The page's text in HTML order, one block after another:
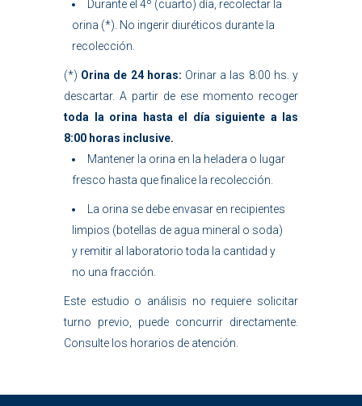
Durante el 4º (cuarto) día, recolectar la
orina (*). No ingerir diuréticos durante la
recolección.
(*) Orina de 24 horas: Orinar a las 8:00 hs. y
descartar. A partir de ese momento recoger
toda la orina hasta el día siguiente a las
8:00 horas inclusive.
Mantener la orina en la heladera o lugar
fresco hasta que finalice la recolección.
La orina se debe envasar en recipientes
limpios (botellas de agua mineral o soda)
y remitir al laboratorio toda la cantidad y
no una fracción.
Este estudio o análisis no requiere solicitar
turno previo, puede concurrir directamente.
Consulte los horarios de atención.